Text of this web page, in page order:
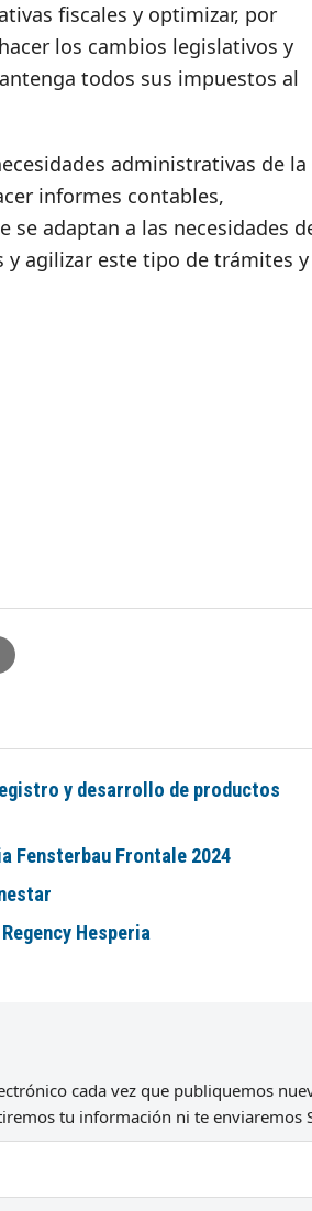
fiscales y optimizar, por
los cambios legislativos y
todos sus impuestos al
administrativas de la
informes contables,
se adaptan a las necesidades
y agilizar este tipo de trámites y
y desarrollo de productos
Fensterbau Frontale 2024
Hesperia
cada vez que publiquemos
tu información ni te enviaremos